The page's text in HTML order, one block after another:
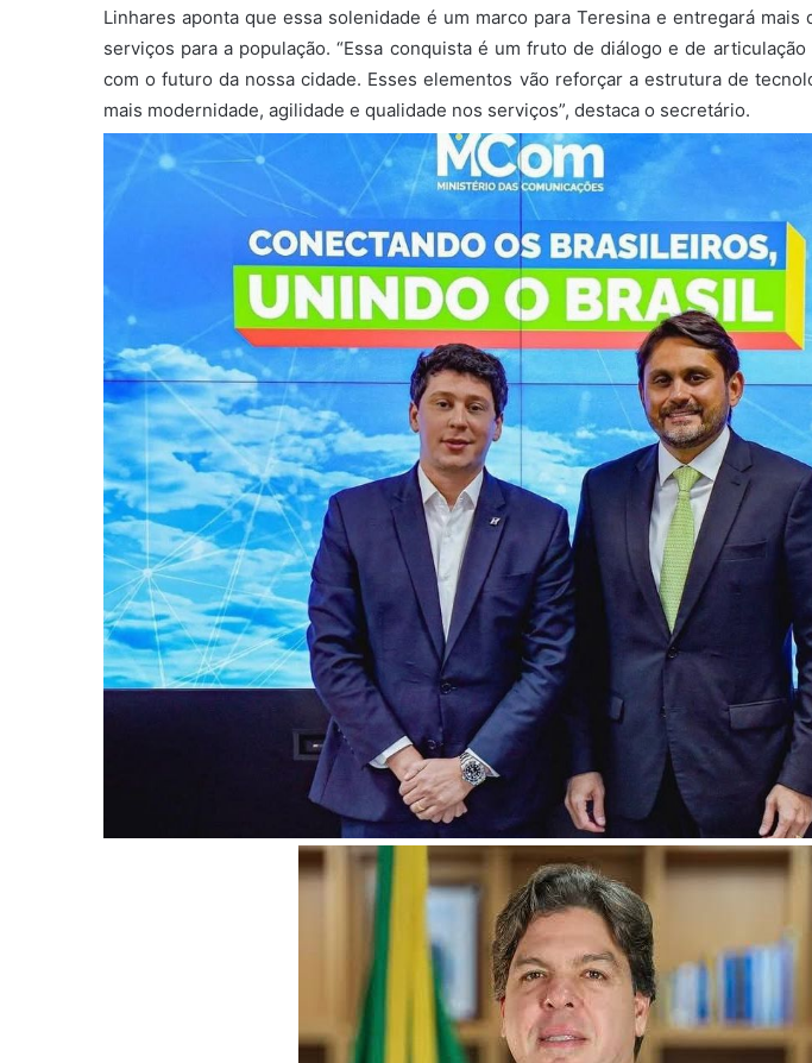
Linhares aponta que essa solenidade é um marco para Teresina e entregará mais
serviços para a população. “Essa conquista é um fruto de diálogo e de
com o futuro da nossa cidade. Esses elementos vão reforçar a estrutura de
mais modernidade, agilidade e qualidade nos serviços”, destaca o secretário.